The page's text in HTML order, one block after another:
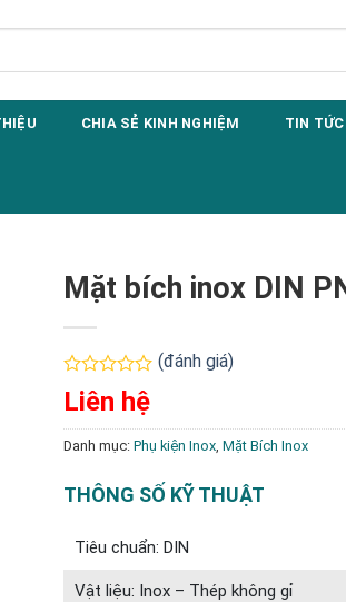
CHIA SẺ KINH NGHIỆM TIN TỨC
Mặt bích inox DIN
Được
xếp
hạng
0
(đánh giá)
Liên hệ
Danh mục: Phụ kiện Inox, Mặt Bích Inox
THÔNG SỐ KỸ THUẬT
Tiêu chuẩn: DIN
Vật liệu: Inox – Thép không gỉ